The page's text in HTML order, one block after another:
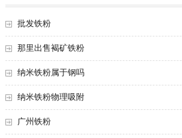
批发铁粉
那里出售褐矿铁粉
纳米铁粉属于钢吗
纳米铁粉物理吸附
广州铁粉